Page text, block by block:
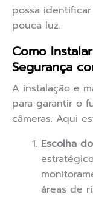
possa
pouca luz.
Como
Segurança
A instalação e
para garantir o
câmeras. Aqui
Escolha
áreas de